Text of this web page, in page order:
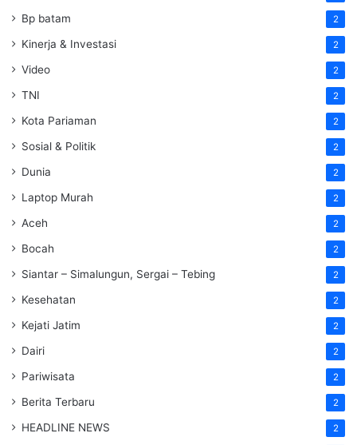
Bp batam 2
Kinerja & Investasi 2
Video 2
TNI 2
Kota Pariaman 2
Sosial & Politik 2
Dunia 2
Laptop Murah 2
Aceh 2
Bocah 2
Siantar – Simalungun, Sergai – Tebing 2
Kesehatan 2
Kejati Jatim 2
Dairi 2
Pariwisata 2
Berita Terbaru 2
HEADLINE NEWS 2